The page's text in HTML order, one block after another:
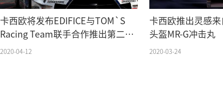
卡西欧将发布EDIFICE与TOM`S
Racing Team联手合作推出第二款
联名型号
2020-04-12
卡西欧推出灵感
头盔MR-G冲击丸
2020-03-24